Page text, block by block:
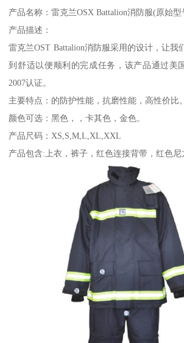
产品名称：雷克兰OSX Battalion消防服(原始型
产品描述：
雷克兰OST Battalion消防服采用的设计，让我
到舒适以便顺利的完成任务，该产品通过美
2007认证。
主要特点：的防护性能，抗磨性能，高性价比。
颜色可选：黑色，，卡其色，金色。
产品尺码：XS,S,M,L,XL,XXL
产品包含:上衣，裤子，红色连接背带，红色尼